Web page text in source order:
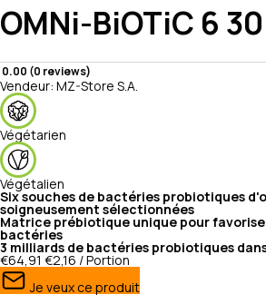
OMNi-BiOTiC 6
0.00 (0 reviews)
Vendeur: MZ-Store S.A.
Végétarien
Végétalien
Six souches de bactéries probiotiques
soigneusement sélectionnées
Matrice prébiotique unique pour
bactéries
3 milliards de bactéries probiotiques
€64,91 €2,16 / Portion
Je veux ce produit